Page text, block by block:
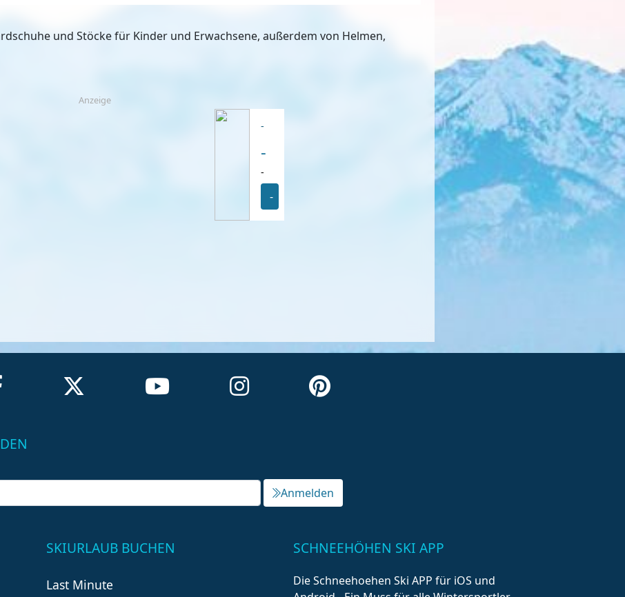
und Stöcke für Kinder und Erwachsene, außerdem von Helmen,
Anzeige
-
-
-
-
Anmelden
SKIURLAUB BUCHEN
Last Minute
SCHNEEHÖHEN SKI APP
Die Schneehoehen Ski APP für iOS und